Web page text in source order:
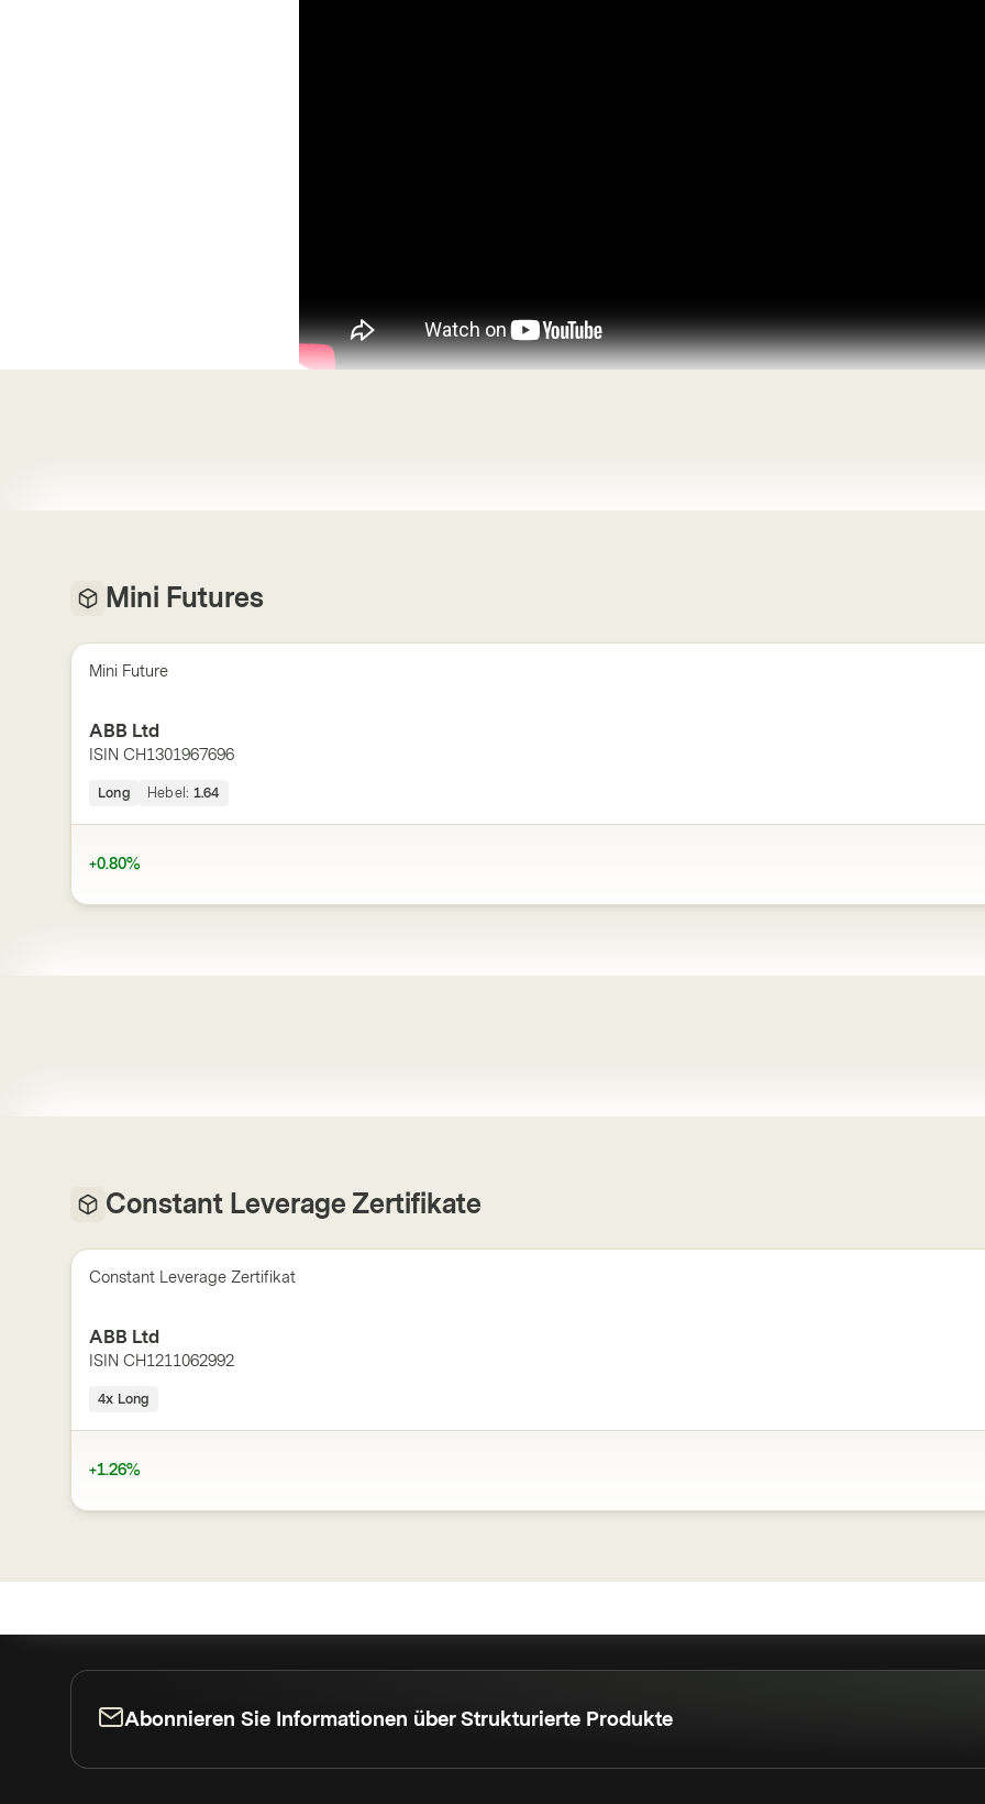
Mini Futures
Mini Future
ABB Ltd
ISIN CH1301967696
Long Hebel: 1.64
+0.80%
Constant Leverage Zertifikate
Constant Leverage Zertifikat
ABB Ltd
ISIN CH1211062992
4x Long
+1.26%
Abonnieren Sie Informationen über Strukturierte Produkte